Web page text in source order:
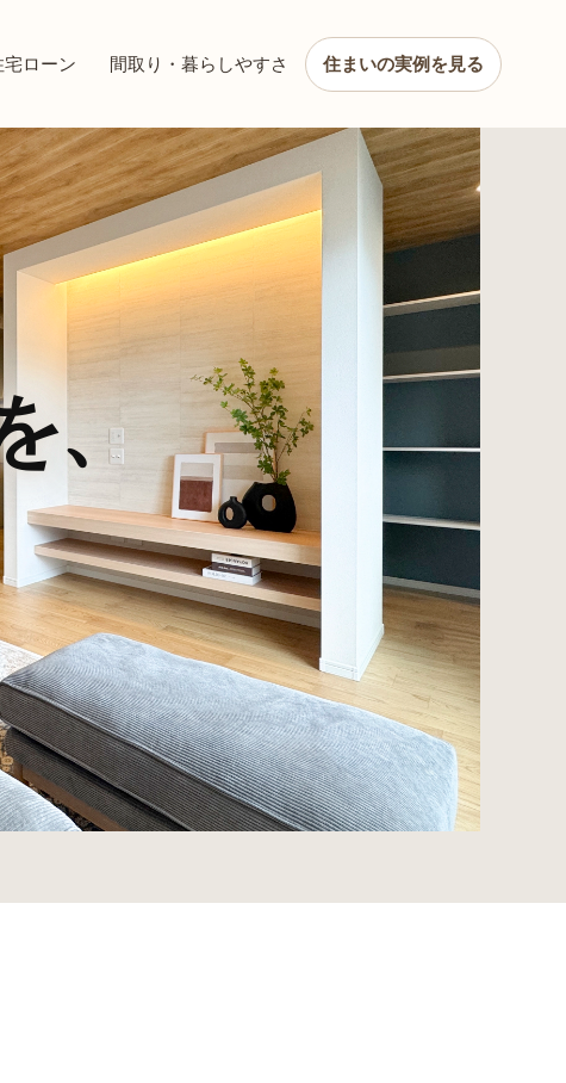
宅ローン 間取り・暮らしやすさ 住まいの実例を見る
、